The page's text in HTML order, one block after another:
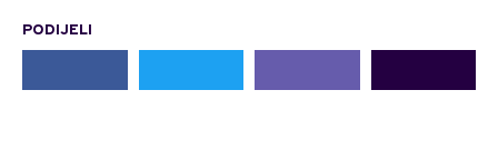
PODIJELI